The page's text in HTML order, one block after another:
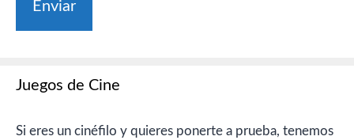
Juegos de Cine
Si eres un cinéfilo y quieres ponerte a prueba, tenemos